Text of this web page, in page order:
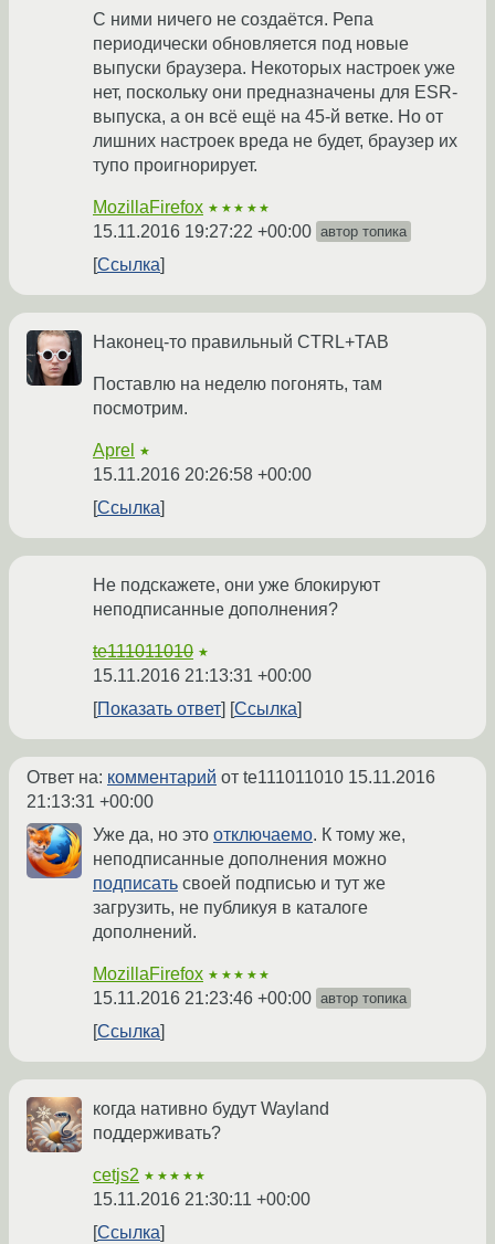
С ними ничего не создаётся. Репа
периодически обновляется под новые
выпуски браузера. Некоторых настроек уже
нет, поскольку они предназначены для ESR-
выпуска, а он всё ещё на 45-й ветке. Но от
лишних настроек вреда не будет, браузер их
тупо проигнорирует.
MozillaFirefox ★★★★★
15.11.2016 19:27:22 +00:00 автор топика
Ссылка
Наконец-то правильный CTRL+TAB
Поставлю на неделю погонять, там
посмотрим.
Aprel ★
15.11.2016 20:26:58 +00:00
Ссылка
Не подскажете, они уже блокируют
неподписанные дополнения?
te111011010 ★
15.11.2016 21:13:31 +00:00
Показать ответ
Ссылка
Ответ на: комментарий от te111011010 15.11.2016
21:13:31 +00:00
Уже да, но это отключаемо. К тому же,
неподписанные дополнения можно
подписать своей подписью и тут же
загрузить, не публикуя в каталоге
дополнений.
MozillaFirefox ★★★★★
15.11.2016 21:23:46 +00:00 автор топика
Ссылка
когда нативно будут Wayland
поддерживать?
cetjs2 ★★★★★
15.11.2016 21:30:11 +00:00
Ссылка